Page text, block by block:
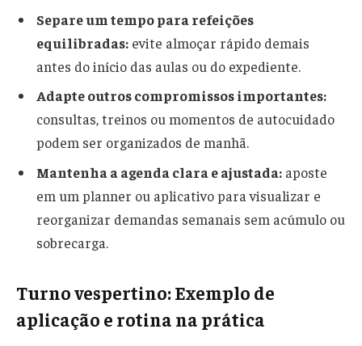
Separe um tempo para refeições
equilibradas: evite almoçar rápido demais
antes do início das aulas ou do expediente.
Adapte outros compromissos importantes:
consultas, treinos ou momentos de autocuidado
podem ser organizados de manhã.
Mantenha a agenda clara e ajustada: aposte
em um planner ou aplicativo para visualizar e
reorganizar demandas semanais sem acúmulo ou
sobrecarga.
Turno vespertino: Exemplo de
aplicação e rotina na prática